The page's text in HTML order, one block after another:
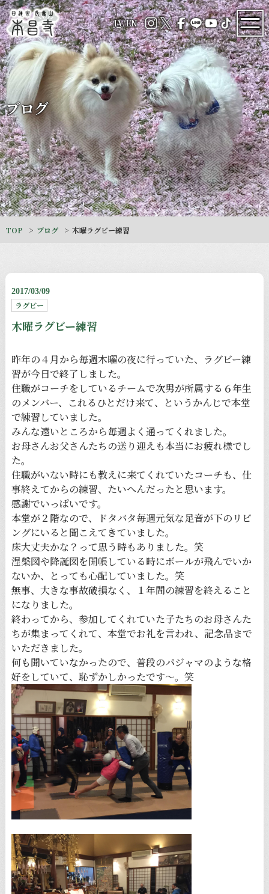
JA/EN
ブログ
TOP ブログ 木曜ラグビー練習
2017/03/09
ラグビー
木曜ラグビー練習
昨年の４月から毎週木曜の夜に行っていた、ラグビー練
習が今日で終了しました。
住職がコーチをしているチームで次男が所属する６年生
のメンバー、これるひとだけ来て、というかんじで本堂
で練習していました。
みんな遠いところから毎週よく通ってくれました。
お母さんお父さんたちの送り迎えも本当にお疲れ様でし
た。
住職がいない時にも教えに来てくれていたコーチも、仕
事終えてからの練習、たいへんだったと思います。
感謝でいっぱいです。
本堂が２階なので、ドタバタ毎週元気な足音が下のリビ
ングにいると聞こえてきていました。
床大丈夫かな？って思う時もありました。笑
涅槃図や降誕図を開帳している時にボールが飛んでいか
ないか、とっても心配していました。笑
無事、大きな事故破損なく、１年間の練習を終えること
になりました。
終わってから、参加してくれていた子たちのお母さんた
ちが集まってくれて、本堂でお礼を言われ、記念品まで
いただきました。
何も聞いていなかったので、普段のパジャマのような格
好をしていて、恥ずかしかったです〜。笑